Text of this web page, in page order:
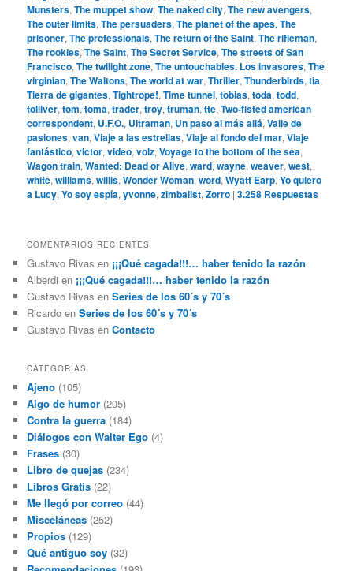
Munsters,The muppet show,The naked city,The new avengers,
The outer limits,The persuaders,The planet of the apes,The
prisoner,The professionals,The return of the Saint,The rifleman,
The rookies,The Saint,The Secret Service,The streets of San
Francisco,The twilight zone,The untouchables. Los invasores,The
virginian,The Waltons,The world at war,Thriller,Thunderbirds,tia,
Tierra de gigantes,Tightrope!,Time tunnel,tobias,toda,todd,
tolliver,tom,toma,trader,troy,truman,tte,Two-fisted american
correspondent, U.F.O., Ultraman, Un paso al más allá,Valle de
pasiones,van,Viaje a las estrellas,Viaje al fondo del mar,Viaje
fantástico,victor,video,volz,Voyage to the bottom of the sea,
Wagon train,Wanted: Dead or Alive,ward,wayne,weaver,west,
white,williams,willis,Wonder Woman,word,Wyatt Earp,Yo quiero
a Lucy,Yo soy espía,yvonne,zimbalist,Zorro |3.258 Respuestas
COMENTARIOS RECIENTES
Gustavo Rivas en ¡¡¡Qué cagada!!!… haber tenido la razón
Alberdi en ¡¡¡Qué cagada!!!… haber tenido la razón
Gustavo Rivas enSeries de los 60´s y 70´s
Ricardo enSeries de los 60´s y 70´s
Gustavo Rivas enContacto
CATEGORÍAS
Ajeno (105)
Algo de humor (205)
Contra la guerra (184)
Diálogos con Walter Ego (4)
Frases (30)
Libro de quejas (234)
Libros Gratis (22)
Me llegó por correo (44)
Misceláneas (252)
Propios (129)
Qué antiguo soy (32)